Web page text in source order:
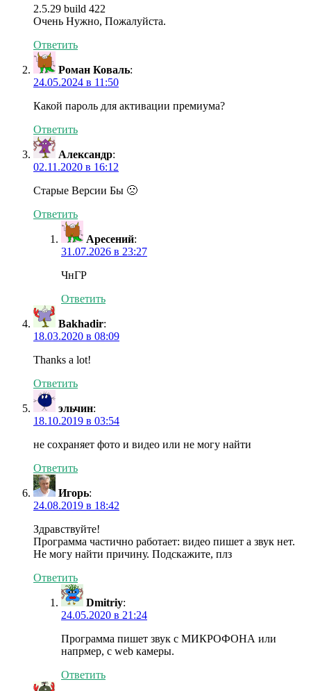
2.5.29 build 422
Очень Нужно, Пожалуйста.
Ответить
Роман Коваль:
24.05.2024 в 11:50
Какой пароль для активации премиума?
Ответить
Александр:
02.11.2020 в 16:12
Старые Версии Бы 🙁
Ответить
Аресений:
31.07.2026 в 23:27
ЧнГР
Ответить
Bakhadir:
18.03.2020 в 08:09
Thanks a lot!
Ответить
эльчин:
18.10.2019 в 03:54
не сохраняет фото и видео или не могу найти
Ответить
Игорь:
24.08.2019 в 18:42
Здравствуйте!
Программа частично работает: видео пишет а звук нет.
Не могу найти причину. Подскажите, плз
Ответить
Dmitriy:
24.05.2020 в 21:24
Программа пишет звук с МИКРОФОНА или
напрмер, с web камеры.
Ответить